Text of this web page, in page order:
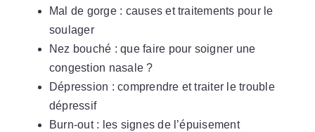
Mal de gorge : causes et traitements pour le
soulager
Nez bouché : que faire pour soigner une
congestion nasale ?
Dépression : comprendre et traiter le trouble
dépressif
Burn-out : les signes de l’épuisement